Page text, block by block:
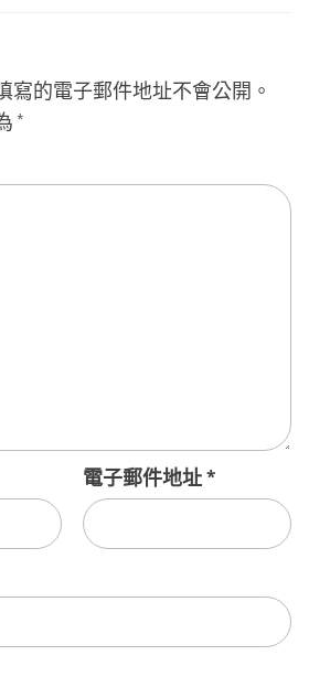
寫的電子郵件地址不會公開。
*
電子郵件地址*